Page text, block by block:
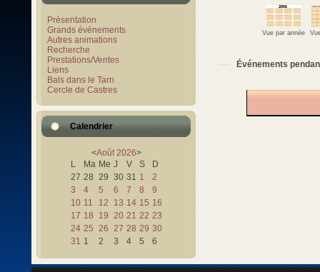
Présentation
Grands événements
Autres animations
Recherche
Prestations/Ventes
Liens
Bals dans le Tarn
Cercle de Castres
Calendrier
<Août 2026>
L
Ma Me J V S
D
27 28 29 30 31 1
2
3
4 5 6 7 8
9
10 11 12 13 14 15 16
17 18 19 20 21 22 23
24 25 26 27 28 29 30
31 1 2 3 4 5 6
Vue par année
Événements